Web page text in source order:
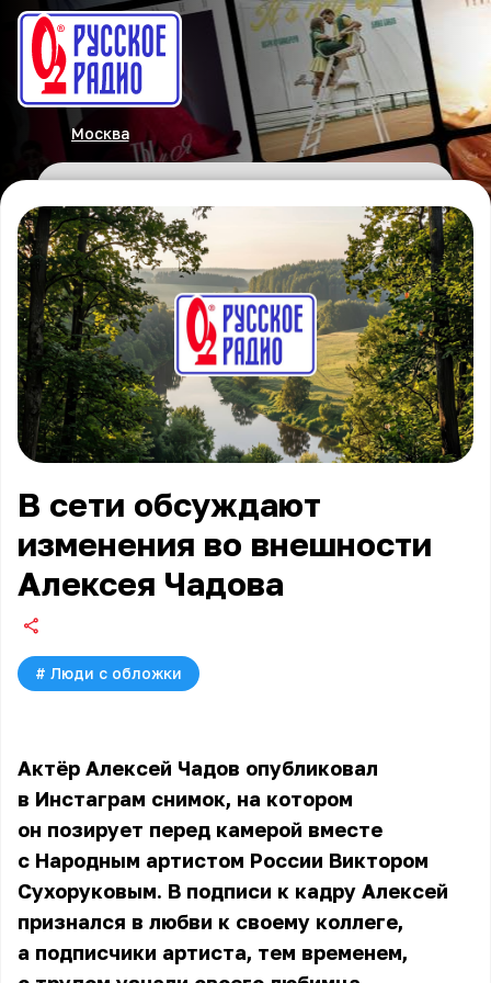
Москва
В сети обсуждают
изменения во внешности
Алексея Чадова
# Люди с обложки
Актёр Алексей Чадов опубликовал
в Инстаграм снимок, на котором
он позирует перед камерой вместе
с Народным артистом России Виктором
Сухоруковым. В подписи к кадру Алексей
признался в любви к своему коллеге,
а подписчики артиста, тем временем,